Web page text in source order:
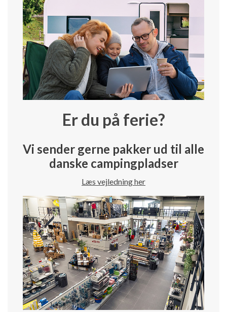
Er du på ferie?
Vi sender gerne pakker ud til alle
danske campingpladser
Læs vejledning her